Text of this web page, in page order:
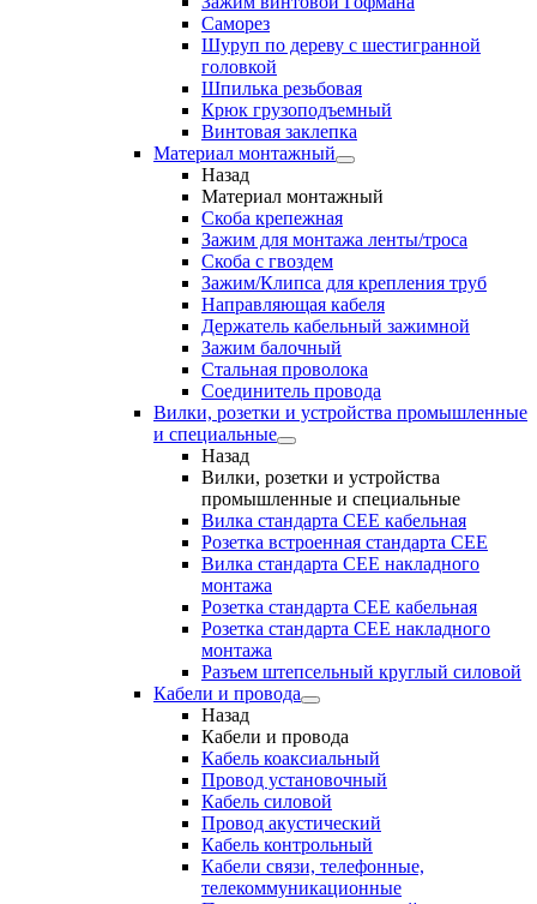
Саморез
Шуруп по дереву с шестигранной
головкой
Шпилька резьбовая
Крюк грузоподъемный
Винтовая заклепка
Материал монтажный
Назад
Материал монтажный
Скоба крепежная
Зажим для монтажа ленты/троса
Скоба с гвоздем
Зажим/Клипса для крепления труб
Направляющая кабеля
Держатель кабельный зажимной
Зажим балочный
Стальная проволока
Соединитель провода
Вилки, розетки и устройства промышленные
и специальные
Назад
Вилки, розетки и устройства
промышленные и специальные
Вилка стандарта CEE кабельная
Розетка встроенная стандарта CEE
Вилка стандарта CEE накладного
монтажа
Розетка стандарта СЕЕ кабельная
Розетка стандарта СЕЕ накладного
монтажа
Разъем штепсельный круглый силовой
Кабели и провода
Назад
Кабели и провода
Кабель коаксиальный
Провод установочный
Кабель силовой
Провод акустический
Кабель контрольный
Кабели связи, телефонные,
телекоммуникационные